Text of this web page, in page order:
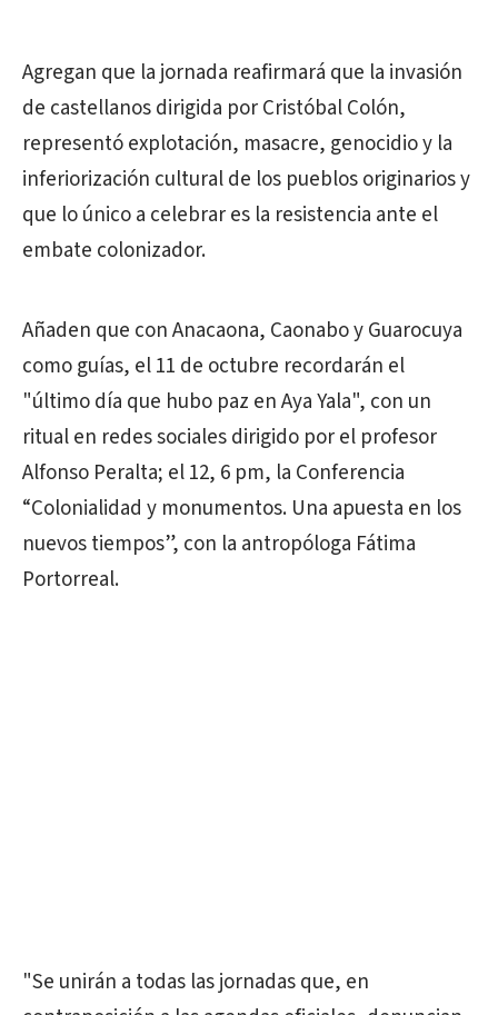
Agregan que la jornada reafirmará que la invasión
de castellanos dirigida por Cristóbal Colón,
representó explotación, masacre, genocidio y la
inferiorización cultural de los pueblos originarios y
que lo único a celebrar es la resistencia ante el
embate colonizador.
Añaden que con Anacaona, Caonabo y Guarocuya
como guías, el 11 de octubre recordarán el
"último día que hubo paz en Aya Yala", con un
ritual en redes sociales dirigido por el profesor
Alfonso Peralta; el 12, 6 pm, la Conferencia
“Colonialidad y monumentos. Una apuesta en los
nuevos tiempos”, con la antropóloga Fátima
Portorreal.
"Se unirán a todas las jornadas que, en